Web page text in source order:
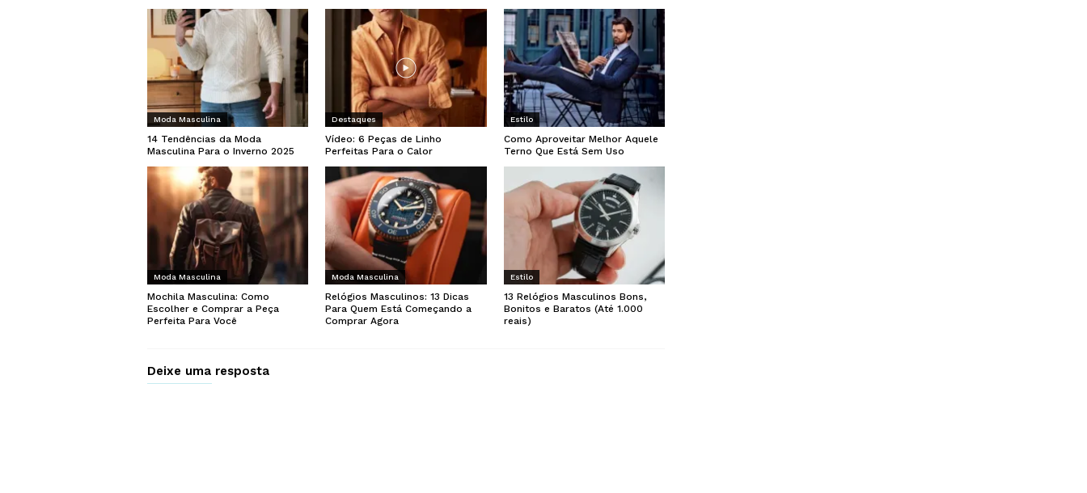
Moda Masculina
14 Tendências da Moda
Masculina Para o Inverno 2025
Destaques
Vídeo: 6 Peças de Linho
Perfeitas Para o Calor
Estilo
Como Aproveitar Melhor Aquele
Terno Que Está Sem Uso
Moda Masculina
Mochila Masculina: Como
Escolher e Comprar a Peça
Perfeita Para Você
Moda Masculina
Relógios Masculinos: 13 Dicas
Para Quem Está Começando a
Comprar Agora
Estilo
13 Relógios Masculinos Bons,
Bonitos e Baratos (Até 1.000
reais)
Deixe uma resposta